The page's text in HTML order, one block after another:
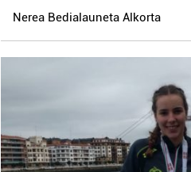
Nerea Bedialauneta Alkorta